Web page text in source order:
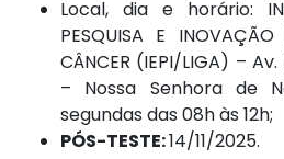
Local, dia e horário:
PESQUISA E
CÂNCER (IEPI/LIGA) –
– Nossa Senhora de
segundas das 08h às 12h;
PÓS-TESTE:14/11/2025.